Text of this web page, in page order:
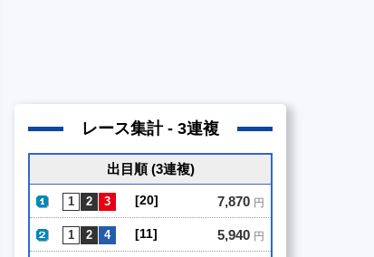
レース集計 - 3連複
出目順 (3連複)
[20] 7,870 円
[11] 5,940 円